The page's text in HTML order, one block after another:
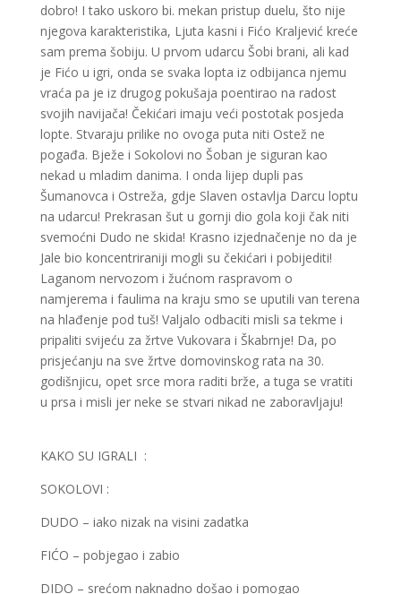
dobro! I tako uskoro bi. mekan pristup duelu, što nije
njegova karakteristika, Ljuta kasni i Fićo Kraljević kreće
sam prema šobiju. U prvom udarcu Šobi brani, ali kad
je Fićo u igri, onda se svaka lopta iz odbijanca njemu
vraća pa je iz drugog pokušaja poentirao na radost
svojih navijača! Čekićari imaju veći postotak posjeda
lopte. Stvaraju prilike no ovoga puta niti Ostež ne
pogađa. Bježe i Sokolovi no Šoban je siguran kao
nekad u mladim danima. I onda lijep dupli pas
Šumanovca i Ostreža, gdje Slaven ostavlja Darcu loptu
na udarcu! Prekrasan šut u gornji dio gola koji čak niti
svemoćni Dudo ne skida! Krasno izjednačenje no da je
Jale bio koncentriraniji mogli su čekićari i pobijediti!
Laganom nervozom i žućnom raspravom o
namjerema i faulima na kraju smo se uputili van terena
na hlađenje pod tuš! Valjalo odbaciti misli sa tekme i
pripaliti svijeću za žrtve Vukovara i Škabrnje! Da, po
prisjećanju na sve žrtve domovinskog rata na 30.
godišnjicu, opet srce mora raditi brže, a tuga se vratiti
u prsa i misli jer neke se stvari nikad ne zaboravljaju!
KAKO SU IGRALI :
SOKOLOVI :
DUDO – iako nizak na visini zadatka
FIĆO – pobjegao i zabio
DIDO – srećom naknadno došao i pomogao